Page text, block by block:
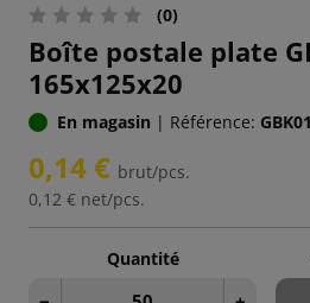
(0)
Boîte postale plate
165x125x20
En magasin | Référence: GBK01
0,14 € brut/pcs.
0,12 € net/pcs.
Quantité